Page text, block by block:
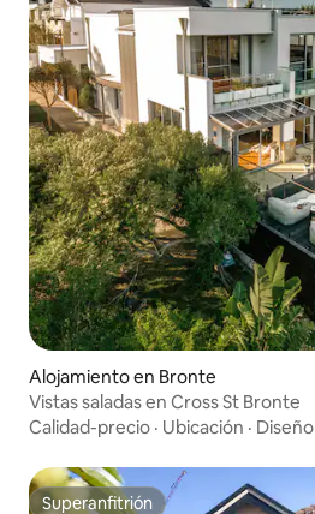
Alojamiento en Bronte
Vistas saladas en Cross St Bronte
Calidad-precio · Ubicación · Diseño
Superanfitrión